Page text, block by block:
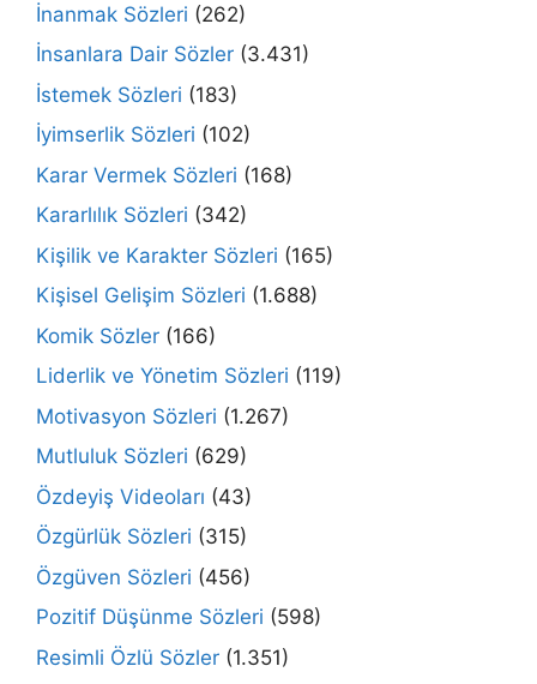
İnanmak Sözleri (262)
İnsanlara Dair Sözler (3.431)
İstemek Sözleri (183)
İyimserlik Sözleri (102)
Karar Vermek Sözleri (168)
Kararlılık Sözleri (342)
Kişilik ve Karakter Sözleri (165)
Kişisel Gelişim Sözleri (1.688)
Komik Sözler (166)
Liderlik ve Yönetim Sözleri (119)
Motivasyon Sözleri (1.267)
Mutluluk Sözleri (629)
Özdeyiş Videoları (43)
Özgürlük Sözleri (315)
Özgüven Sözleri (456)
Pozitif Düşünme Sözleri (598)
Resimli Özlü Sözler (1.351)